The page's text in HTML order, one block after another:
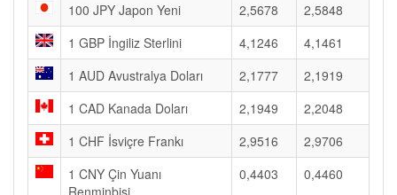
100 JPY Japon Yeni
2,5678
2,5848
1 GBP İngiliz Sterlini
4,1246
4,1461
1 AUD Avustralya Doları
2,1777
2,1919
1 CAD Kanada Doları
2,1949
2,2048
1 CHF İsviçre Frankı
2,9516
2,9706
1 CNY Çin Yuanı
Renminbisi
0,4403 0,4460